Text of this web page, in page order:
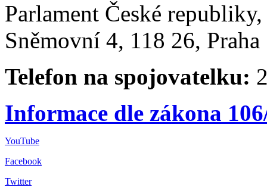
Parlament České
Sněmovní 4, 118 26,
Telefon na spojovatelku:
Informace dle zákona
YouTube
Facebook
Twitter